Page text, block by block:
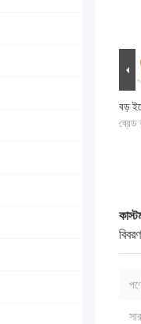
বড়
ব্রেড
বিবরণ